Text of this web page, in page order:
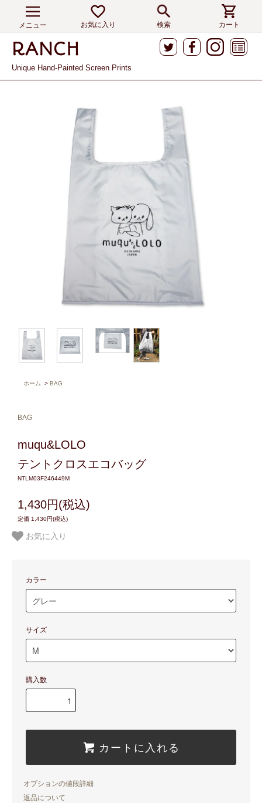
メニュー お気に入り 検索 カート
Unique Hand-Painted Screen Prints
ホーム > BAG
BAG
muqu&LOLO
テントクロスエコバッグ
NTLM03F246449M
1,430円(税込)
定価 1,430円(税込)
お気に入り
カラー
サイズ
購入数
カートに入れる
オプションの値段詳細
返品について